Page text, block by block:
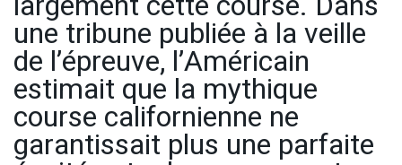
une tribune publiée à la veille
de l’épreuve, l’Américain
estimait que la mythique
course californienne ne
garantissait plus une parfaite